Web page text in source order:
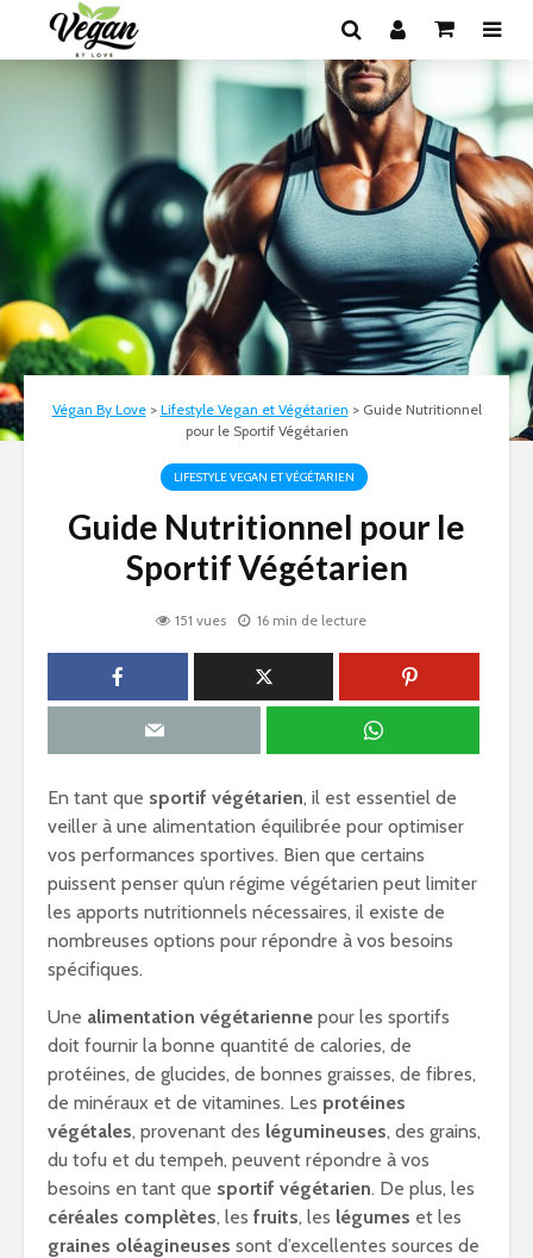
Végan By Love> Lifestyle Vegan et Végétarien > Guide Nutritionnel
pour le Sportif Végétarien
LIFESTYLE VEGAN ET VÉGÉTARIEN
Guide Nutritionnel pour le
Sportif Végétarien
151 vues 16 min de lecture
En tant que sportif végétarien, il est essentiel de
veiller à une alimentation équilibrée pour optimiser
vos performances sportives. Bien que certains
puissent penser qu’un régime végétarien peut limiter
les apports nutritionnels nécessaires, il existe de
nombreuses options pour répondre à vos besoins
spécifiques.
Une alimentation végétarienne pour les sportifs
doit fournir la bonne quantité de calories, de
protéines, de glucides, de bonnes graisses, de fibres,
de minéraux et de vitamines. Les protéines
végétales, provenant des légumineuses, des grains,
du tofu et du tempeh, peuvent répondre à vos
besoins en tant que sportif végétarien. De plus, les
céréales complètes, les fruits, les légumes et les
graines oléagineuses sont d’excellentes sources de